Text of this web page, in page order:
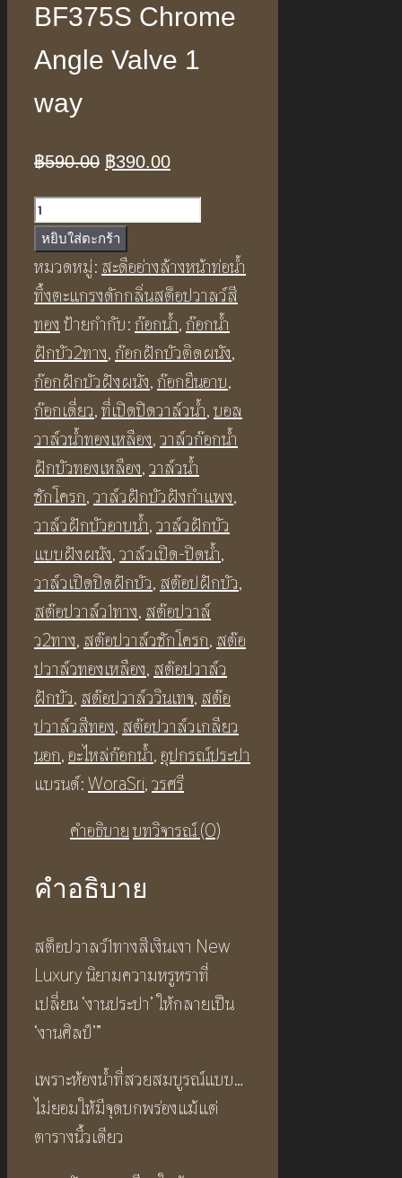
BF375S Chrome
Angle Valve 1
way
฿590.00 Original
was:
฿590.00.
฿390.00Current
is:
จำนวน
สต็อ
ปวาล
ว์1ทาง
สี
เงิน
เงา
เปิด-
ปิด
น้ำ
ส
แตน
เลส
304
BF375S
Chrome
Angle
Valve
1
way
ชิ้น
หยิบใส่ตะกร้า
หมวดหมู่: สะดืออ่างล้างหน้าท่อน้ำ
ทิ้งตะแกรงดักกลิ่นสต็อปวาลว์สี
ทอง ป้ายกำกับ:ก๊อกน้ำ,ก๊อกน้ำ
ฝักบัว2ทาง,ก๊อกฝักบัวติดผนัง,
ก๊อกฝักบัวฝังผนัง,ก๊อกยืนอาบ,
ก๊อกเดี่ยว,ที่เปิดปิดวาล์วน้ำ,บอล
วาล์วน้ำทองเหลือง,วาล์วก๊อกน้ำ
ฝักบัวทองเหลือง,วาล์วน้ำ
ชักโครก,วาล์วฝักบัวฝังกำแพง,
วาล์วฝักบัวอาบน้ำ,วาล์วฝักบัว
แบบฝังผนัง,วาล์วเปิด-ปิดน้ำ,
วาล์วเปิดปิดฝักบัว, สต๊อปฝักบัว,
สต๊อปวาล์ว1ทาง, สต๊อปวาล์
ว2ทาง, สต๊อปวาล์วชักโครก, สต๊อ
ปวาล์วทองเหลือง, สต๊อปวาล์ว
ฝักบัว, สต๊อปวาล์ววินเทจ, สต๊อ
ปวาล์วสีทอง, สต๊อปวาล์วเกลียว
นอก,อะไหล่ก๊อกน้ำ,อุปกรณ์ประปา
แบรนด์:WoraSri,วรศรี
คำอธิบายบทวิจารณ์ (0)
คำอธิบาย
สต็อปวาลว์1ทางสีเงินเงา New
Luxury นิยามความหรูหราที่
เปลี่ยน ‘งานประปา’ ให้กลายเป็น
‘งานศิลป์’”
เพราะห้องน้ำที่สวยสมบูรณ์แบบ…
ไม่ยอมให้มีจุดบกพร่องแม้แต่
ตารางนิ้วเดียว